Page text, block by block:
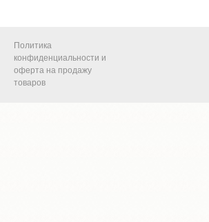
Политика
конфиденциальности и
оферта на продажу
товаров